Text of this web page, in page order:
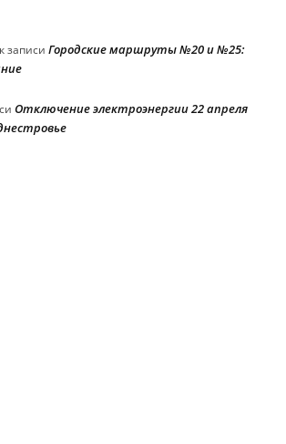
к записи Городские маршруты №20 и №25:
Отключение электроэнергии 22 апреля